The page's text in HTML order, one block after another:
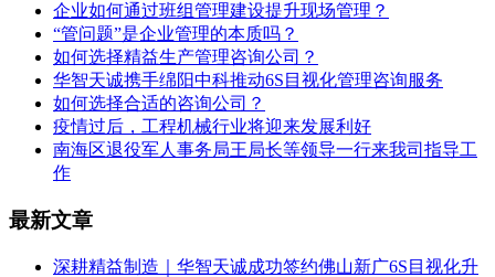
企业如何通过班组管理建设提升现场管理？
“管问题”是企业管理的本质吗？
如何选择精益生产管理咨询公司？
华智天诚携手绵阳中科推动6S目视化管理咨询服务
如何选择合适的咨询公司？
疫情过后，工程机械行业将迎来发展利好
南海区退役军人事务局王局长等领导一行来我司指导工
作
最新文章
深耕精益制造｜华智天诚成功签约佛山新广6S目视化升